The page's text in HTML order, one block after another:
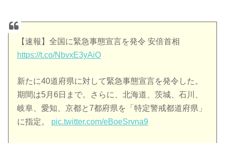
【速報】全国に緊急事態宣言を発令 安倍首相
https://t.co/NbvxE3yAiO
新たに40道府県に対して緊急事態宣言を発令した。
期間は5月6日まで。さらに、北海道、茨城、石川、
岐阜、愛知、京都と7都府県を「特定警戒都道府県」
に指定。 pic.twitter.com/eBoeSrvna9